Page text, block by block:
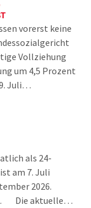
vorerst keine
Vollziehung
um 4,5 Prozent
Juli…
als 24-
am 7. Juli
2026.
Die aktuelle…